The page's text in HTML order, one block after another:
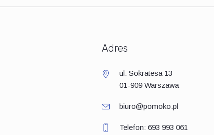
Adres
ul. Sokratesa 13
01-909 Warszawa
biuro@pomoko.pl
Telefon: 693 993 061